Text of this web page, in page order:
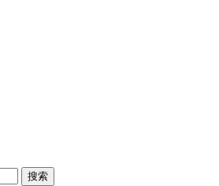
搜索